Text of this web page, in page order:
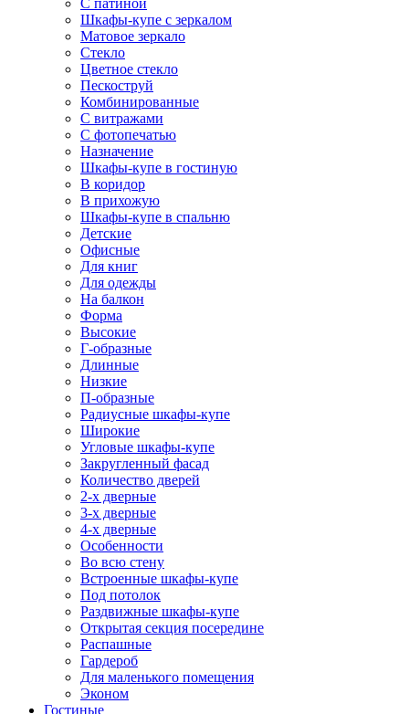
С патиной
Шкафы-купе с зеркалом
Матовое зеркало
Стекло
Цветное стекло
Пескоструй
Комбинированные
С витражами
С фотопечатью
Назначение
Шкафы-купе в гостиную
В коридор
В прихожую
Шкафы-купе в спальню
Детские
Офисные
Для книг
Для одежды
На балкон
Форма
Высокие
Г-образные
Длинные
Низкие
П-образные
Радиусные шкафы-купе
Широкие
Угловые шкафы-купе
Закругленный фасад
Количество дверей
2-х дверные
3-х дверные
4-х дверные
Особенности
Во всю стену
Встроенные шкафы-купе
Под потолок
Раздвижные шкафы-купе
Открытая секция посередине
Распашные
Гардероб
Для маленького помещения
Эконом
Гостиные